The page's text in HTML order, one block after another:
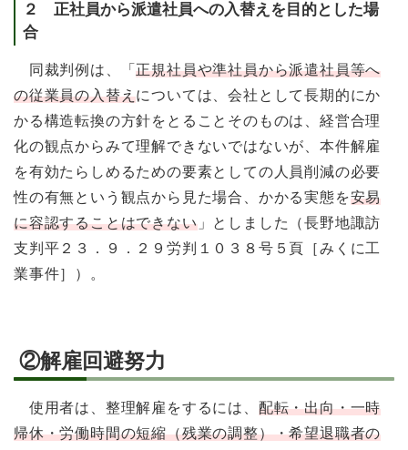
２ 正社員から派遣社員への入替えを目的とした場
合
同裁判例は、「正規社員や準社員から派遣社員等へ
の従業員の入替えについては、会社として長期的にか
かる構造転換の方針をとることそのものは、経営合理
化の観点からみて理解できないではないが、本件解雇
を有効たらしめるための要素としての人員削減の必要
性の有無という観点から見た場合、かかる実態を安易
に容認することはできない」としました（長野地諏訪
支判平２３．９．２９労判１０３８号５頁［みくに工
業事件］）。
②解雇回避努力
使用者は、整理解雇をするには、 配転・出向・一時
帰休・労働時間の短縮（残業の調整）・希望退職者の